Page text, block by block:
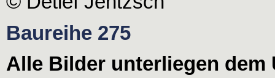
Baureihe 275
Alle Bilder unterliegen dem